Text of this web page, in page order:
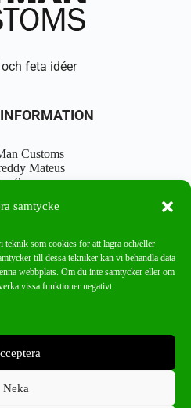
samtycke
teknik som cookies för att lagra och/eller
till dessa tekniker kan vi behandla data
webbplats. Om du inte samtycker eller om
vissa funktioner negativt.
Neka
feta idéer
Customs
Mateus
9
bra erbjudande!